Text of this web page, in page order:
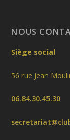
NOUS
Siège social
56 rue Jean
06.84.30.45.30